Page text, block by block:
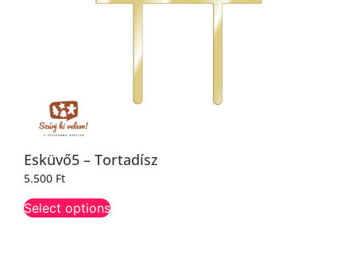
Esküvő5 – Tortadísz
5.500 Ft
Select options